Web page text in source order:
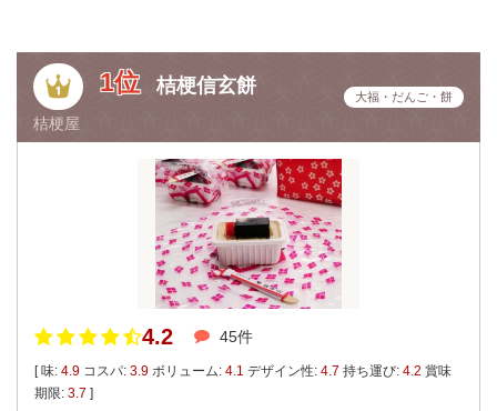
1位 桔梗信玄餅
桔梗屋
大福・だんご・餅
4.2 45件
[ 味: 4.9 コスパ: 3.9 ボリューム: 4.1 デザイン性: 4.7 持ち運び: 4.2 賞味
期限: 3.7 ]